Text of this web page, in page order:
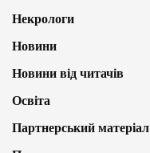
Некрологи
Новини
Новини від читачів
Освіта
Партнерський матеріал